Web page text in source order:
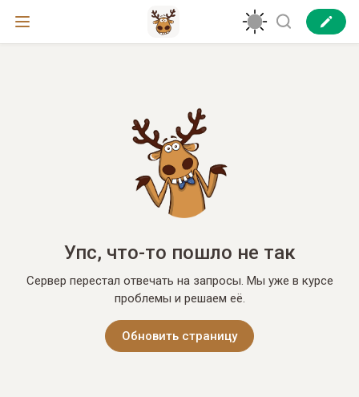
Упс, что-то пошло не так
Сервер перестал отвечать на запросы. Мы уже в курсе
проблемы и решаем её.
Обновить страницу